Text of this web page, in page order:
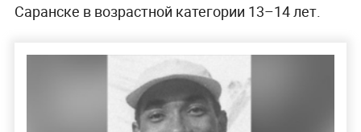
Саранске в возрастной категории 13–14 лет.